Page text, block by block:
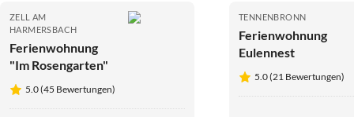
ZELL AM
HARMERSBACH
Ferienwohnung
"Im Rosengarten"
5.0 (45 Bewertungen)
TENNENBRONN
Ferienwohnung
Eulennest
5.0 (21 Bewertungen)